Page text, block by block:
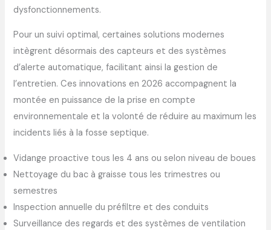
dysfonctionnements.
Pour un suivi optimal, certaines solutions modernes
intègrent désormais des capteurs et des systèmes
d’alerte automatique, facilitant ainsi la gestion de
l’entretien. Ces innovations en 2026 accompagnent la
montée en puissance de la prise en compte
environnementale et la volonté de réduire au maximum les
incidents liés à la fosse septique.
Vidange proactive tous les 4 ans ou selon niveau de boues
Nettoyage du bac à graisse tous les trimestres ou
semestres
Inspection annuelle du préfiltre et des conduits
Surveillance des regards et des systèmes de ventilation